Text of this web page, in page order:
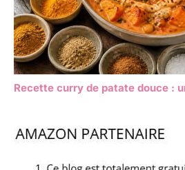
Recette curry de patate douce :